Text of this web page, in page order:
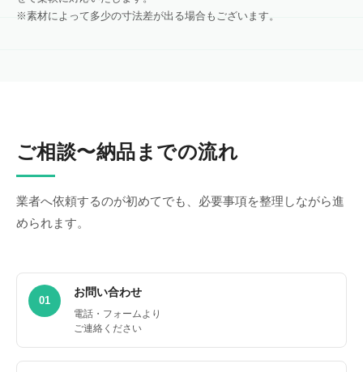
※素材によって多少の寸法差が出る場合もございます。
ご相談〜納品までの流れ
業者へ依頼するのが初めてでも、必要事項を整理しながら進
められます。
01
お問い合わせ
電話・フォームより
ご連絡ください